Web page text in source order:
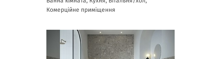
Комерційне приміщення